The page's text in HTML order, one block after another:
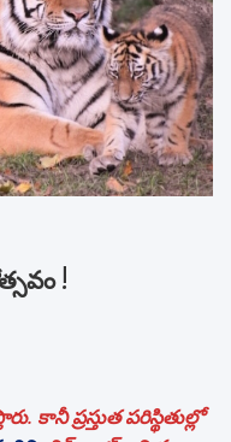
!
కానీ ప్రస్తుత పరిస్థితుల్లో